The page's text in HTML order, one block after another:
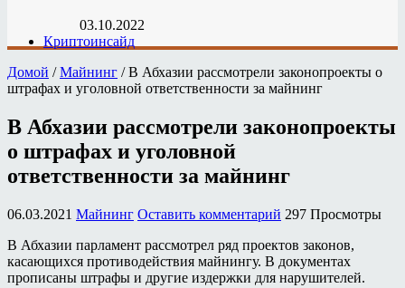
03.10.2022
Криптоинсайд
Домой / Майнинг / В Абхазии рассмотрели законопроекты о
штрафах и уголовной ответственности за майнинг
В Абхазии рассмотрели законопроекты
о штрафах и уголовной
ответственности за майнинг
06.03.2021 Майнинг Оставить комментарий 297 Просмотры
В Абхазии парламент рассмотрел ряд проектов законов,
касающихся противодействия майнингу. В документах
прописаны штрафы и другие издержки для нарушителей.